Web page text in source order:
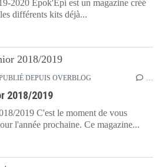
2020 Epok'Epi est un magazine créé
différents kits déjà...
DEPUIS OVERBLOG …
2018/2019
2019 C'est le moment de vous
l'année prochaine. Ce magazine...